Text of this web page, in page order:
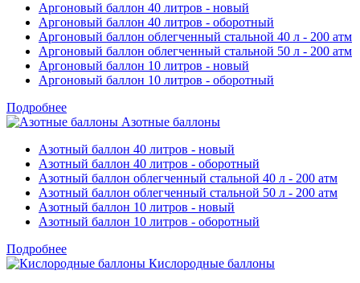
Аргоновый баллон 40 литров - новый
Аргоновый баллон 40 литров - оборотный
Аргоновый баллон облегченный стальной 40 л - 200 атм
Аргоновый баллон облегченный стальной 50 л - 200 атм
Аргоновый баллон 10 литров - новый
Аргоновый баллон 10 литров - оборотный
Подробнее
Азотные баллоны
Азотный баллон 40 литров - новый
Азотный баллон 40 литров - оборотный
Азотный баллон облегченный стальной 40 л - 200 атм
Азотный баллон облегченный стальной 50 л - 200 атм
Азотный баллон 10 литров - новый
Азотный баллон 10 литров - оборотный
Подробнее
Кислородные баллоны